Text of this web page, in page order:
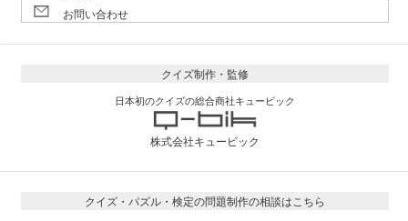
お問い合わせ
クイズ制作・監修
日本初のクイズの総合商社キュービック
株式会社キュービック
クイズ・パズル・検定の問題制作の相談はこちら